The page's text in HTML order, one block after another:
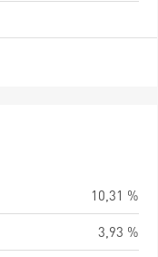
10,31 %
3,93 %